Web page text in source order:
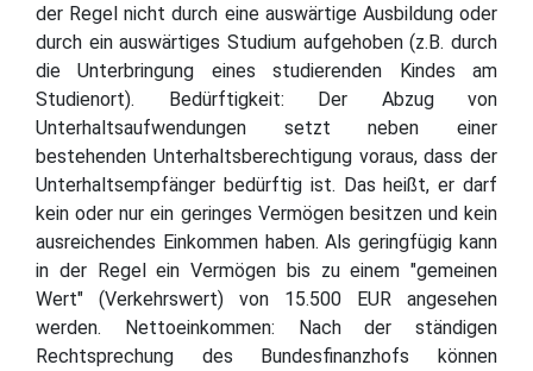
der Regel nicht durch eine auswärtige Ausbildung oder
durch ein auswärtiges Studium aufgehoben (z.B. durch
die Unterbringung eines studierenden Kindes am
Studienort). Bedürftigkeit: Der Abzug von
Unterhaltsaufwendungen setzt neben einer
bestehenden Unterhaltsberechtigung voraus, dass der
Unterhaltsempfänger bedürftig ist. Das heißt, er darf
kein oder nur ein geringes Vermögen besitzen und kein
ausreichendes Einkommen haben. Als geringfügig kann
in der Regel ein Vermögen bis zu einem "gemeinen
Wert" (Verkehrswert) von 15.500 EUR angesehen
werden. Nettoeinkommen: Nach der ständigen
Rechtsprechung des Bundesfinanzhofs können